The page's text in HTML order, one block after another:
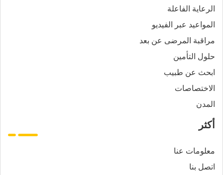
الرعاية الفاعلة
المواعيد عبر الفيديو
مراقبة المرضى عن بعد
حلول التأمين
ابحث عن طبيب
الاختصاصات
المدن
أكثر
معلومات عنا
اتصل بنا